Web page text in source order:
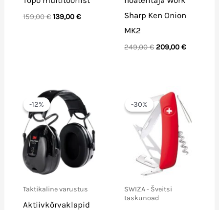
159,00€ Algne
139,00 €Praegune
Sharp Ken Onion
MK2
249,00€ Algne
209,00€Praegune
-12%
-12%
Taktikaline varustus
Aktiivkõrvaklapid
-30%
-30%
SWIZA - Šveitsi
taskunoad